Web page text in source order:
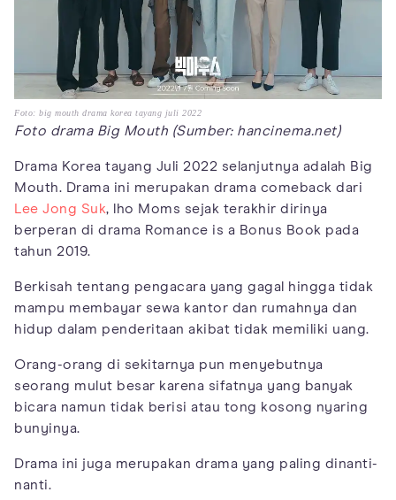
Foto: big mouth drama korea tayang juli 2022
Foto drama Big Mouth (Sumber: hancinema.net)
Drama Korea tayang Juli 2022 selanjutnya adalah Big
Mouth. Drama ini merupakan drama comeback dari
Lee Jong Suk, lho Moms sejak terakhir dirinya
berperan di drama Romance is a Bonus Book pada
tahun 2019.
Berkisah tentang pengacara yang gagal hingga tidak
mampu membayar sewa kantor dan rumahnya dan
hidup dalam penderitaan akibat tidak memiliki uang.
Orang-orang di sekitarnya pun menyebutnya
seorang mulut besar karena sifatnya yang banyak
bicara namun tidak berisi atau tong kosong nyaring
bunyinya.
Drama ini juga merupakan drama yang paling dinanti-
nanti.